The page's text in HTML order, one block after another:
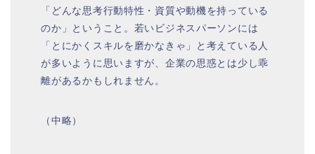
「どんな思考行動特性・資質や動機を持っている
のか」ということ。若いビジネスパーソンには
「とにかくスキルを磨かなきゃ」と考えている人
が多いように思いますが、企業の思惑とは少し乖
離があるかもしれません。
（中略）